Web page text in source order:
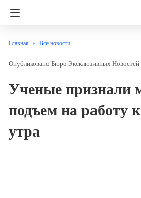
Главная Все новости
Бюро Эксклюзивных Новостей
Ученые признали
подъем на работу
утра